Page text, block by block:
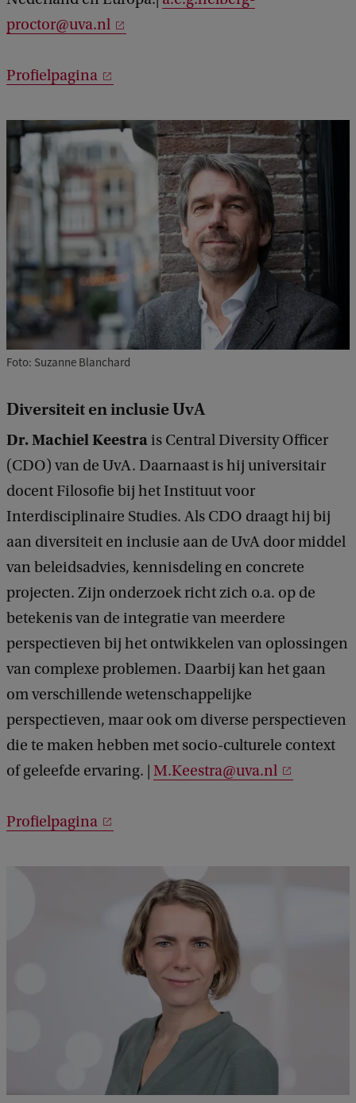
proctor@uva.nl
Profielpagina
Foto: Suzanne Blanchard
Diversiteit en inclusie UvA
Dr. Machiel Keestra is Central Diversity Officer
(CDO) van de UvA. Daarnaast is hij universitair
docent Filosofie bij het Instituut voor
Interdisciplinaire Studies. Als CDO draagt hij bij
aan diversiteit en inclusie aan de UvA door middel
van beleidsadvies, kennisdeling en concrete
projecten. Zijn onderzoek richt zich o.a. op de
betekenis van de integratie van meerdere
perspectieven bij het ontwikkelen van oplossingen
van complexe problemen. Daarbij kan het gaan
om verschillende wetenschappelijke
perspectieven, maar ook om diverse perspectieven
die te maken hebben met socio-culturele context
of geleefde ervaring. | M.Keestra@uva.nl
Profielpagina